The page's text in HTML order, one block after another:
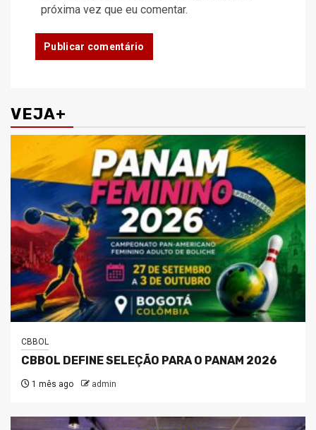
próxima vez que eu comentar.
VEJA+
CBBOL
CBBOL DEFINE SELEÇÃO PARA O PANAM 2026
1 mês ago admin